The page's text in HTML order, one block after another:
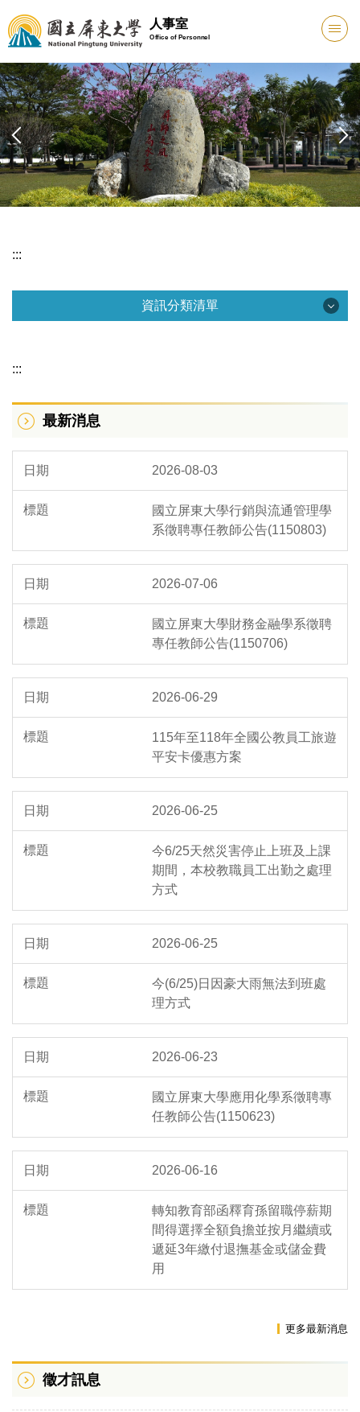
跳
到
主
要
內
容
區
人事室
Office of Personnel
:::
資訊分類清單
組織架構
分層負責明細表
WebITR差勤系統
表單下載
作業流程
勞資會議
員工協助方案
各類專區
:::
最新消息
2026-08-03
國立屏東大學行銷與流通管理學
系徵聘專任教師公告(1150803)
2026-07-06
國立屏東大學財務金融學系徵聘
專任教師公告(1150706)
2026-06-29
115年至118年全國公教員工旅遊
平安卡優惠方案
2026-06-25
今6/25天然災害停止上班及上課
期間，本校教職員工出勤之處理
方式
2026-06-25
今(6/25)日因豪大雨無法到班處
理方式
2026-06-23
國立屏東大學應用化學系徵聘專
任教師公告(1150623)
2026-06-16
轉知教育部函釋育孫留職停薪期
間得選擇全額負擔並按月繼續或
遞延3年繳付退撫基金或儲金費
用
更多最新消息
徵才訊息